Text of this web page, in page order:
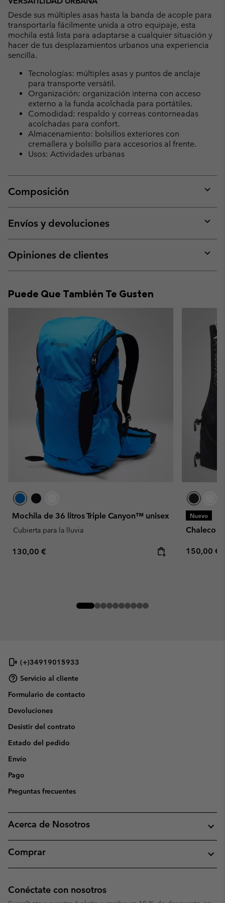
Desde sus múltiples asas hasta la banda de acople para
transportarla fácilmente unida a otro equipaje, esta
mochila está lista para adaptarse a cualquier situación y
hacer de tus desplazamientos urbanos una experiencia
sencilla.
Tecnologías: múltiples asas y puntos de anclaje
para transporte versátil.
Organización: organización interna con acceso
externo a la funda acolchada para portátiles.
Comodidad: respaldo y correas contorneadas
acolchadas para confort.
Almacenamiento: bolsillos exteriores con
cremallera y bolsillo para accesorios al frente.
Usos: Actividades urbanas
Composición
or
Envíos y devoluciones
or
Opiniones de clientes
or
Puede Que También Te Gusten
Mochila de 36 litros Triple Canyon™ unisex
Cubierta para la lluvia
Regular price:
130,00 €
Nuevo
Chaleco
Regular
150,00 €
(+)34919015933
Servicio al cliente
Formulario de contacto
Devoluciones
Desistir del contrato
Estado del pedido
Envío
Pago
Preguntas frecuentes
Acerca de Nosotros
Comprar
Conéctate con nosotros